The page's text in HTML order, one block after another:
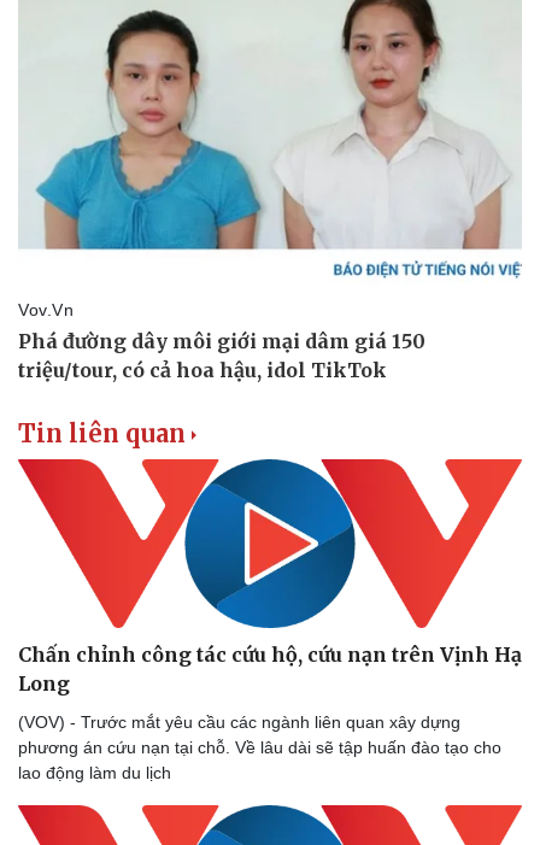
Thể thao
Bóng đá
Lịch thi đấu bóng đá
Thế giới thể thao
eSports
Hậu trường
Ô tô - Xe máy
Xe máy
Tin liên quan
Chấn chỉnh công tác cứu hộ, cứu nạn trên Vịnh Hạ
Long
(VOV) - Trước mắt yêu cầu các ngành liên quan xây dựng
phương án cứu nạn tại chỗ. Về lâu dài sẽ tập huấn đào tạo cho
lao động làm du lịch